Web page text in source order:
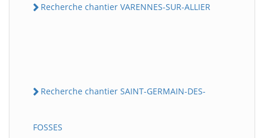
Recherche chantier VARENNES-SUR-ALLIER
Recherche chantier SAINT-GERMAIN-DES-
FOSSES